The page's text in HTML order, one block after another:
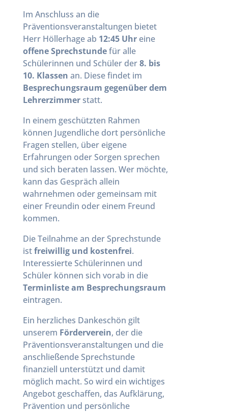
Im Anschluss an die
Präventionsveranstaltungen bietet
Herr Höllerhage ab 12:45 Uhreine
offene Sprechstundefür alle
Schülerinnen und Schüler der8. bis
10. Klassen an. Diese findet im
Besprechungsraum gegenüber dem
Lehrerzimmerstatt.
In einem geschützten Rahmen
können Jugendliche dort persönliche
Fragen stellen, über eigene
Erfahrungen oder Sorgen sprechen
und sich beraten lassen. Wer möchte,
kann das Gespräch allein
wahrnehmen oder gemeinsam mit
einer Freundin oder einem Freund
kommen.
Die Teilnahme an der Sprechstunde
istfreiwillig und kostenfrei.
Interessierte Schülerinnen und
Schüler können sich vorab in die
Terminliste am Besprechungsraum
eintragen.
Ein herzliches Dankeschön gilt
unserem Förderverein, der die
Präventionsveranstaltungen und die
anschließende Sprechstunde
finanziell unterstützt und damit
möglich macht. So wird ein wichtiges
Angebot geschaffen, das Aufklärung,
Prävention und persönliche